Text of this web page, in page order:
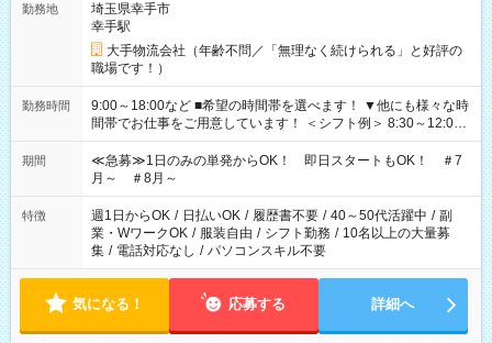
勤務地
埼玉県幸手市
幸手駅
大手物流会社（年齢不問／「無理なく続けられる」と好評の
職場です！）
勤務時間
9:00～18:00など ■希望の時間帯を選べます！ ▼他にも様々な時
間帯でお仕事をご用意しています！ ＜シフト例＞ 8:30～12:00
17:00～22:00 13:00～22:00 22:00～翌6:00 など
期間
≪急募≫1日のみの単発からOK！ 即日スタートもOK！ ＃7
月～ ＃8月～
特徴 週1日からOK / 日払いOK / 履歴書不要 / 40～50代活躍中 / 副
業・WワークOK / 服装自由 / シフト勤務 / 10名以上の大量募
集 / 電話対応なし / パソコンスキル不要
気になる！ 応募する 詳細へ